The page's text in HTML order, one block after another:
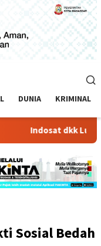
DUNIA KRIMINAL
Indosat dkk Luncurkan
Sosial Bedah